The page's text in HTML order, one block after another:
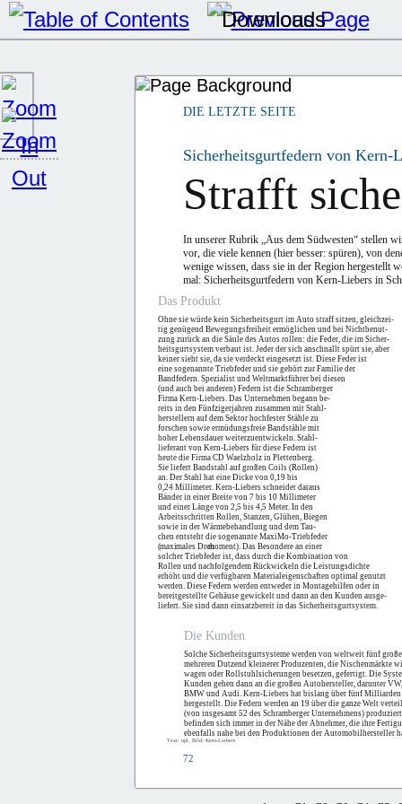
72
DIE LETZTE SEITE
Sicherheitsgurtfedern von Kern-
Strafft
In unserer Rubrik „Aus dem Südwesten“ stellen
vor, die viele kennen (hier besser: spüren), von
wenige wissen, dass sie in der Region hergestellt
mal: Sicherheitsgurtfedern von Kern-Liebers in
Text: upl, Bild: Kern-Liebers
Das Produkt
Ohne sie würde kein Sicherheitsgurt im Auto straff sitzen, gleichzei-
tig genügend Bewegungsfreiheit ermöglichen und bei Nichtbenut-
zung zurück an die Säule des Autos rollen: die Feder, die im Sicher-
heitsgurtsystem verbaut ist. Jeder der sich anschnallt spürt sie, aber
keiner sieht sie, da sie verdeckt eingesetzt ist. Diese Feder ist
eine sogenannte Triebfeder und sie gehört zur Familie der
Bandfedern. Spezialist und Weltmarktführer bei diesen
(und auch bei anderen) Federn ist die Schramberger
Firma Kern-Liebers. Das Unternehmen begann be-
reits in den Fünfzigerjahren zusammen mit Stahl-
herstellern auf dem Sektor hochfester Stähle zu
forschen sowie ermüdungsfreie Bandstähle mit
hoher Lebensdauer weiterzuentwickeln. Stahl-
lieferant von Kern-Liebers für diese Federn ist
heute die Firma CD Waelzholz in Plettenberg.
Sie liefert Bandstahl auf großen Coils (Rollen)
an. Der Stahl hat eine Dicke von 0,19 bis
0,24 Millimeter. Kern-Liebers schneidet daraus
Bänder in einer Breite von 7 bis 10 Millimeter
und einer Länge von 2,5 bis 4,5 Meter. In den
Arbeitsschritten Rollen, Stanzen, Glühen, Biegen
sowie in der Wärmebehandlung und dem Tau-
chen entsteht die sogenannte MaxiMo-Triebfeder
(maximales Drehmoment). Das Besondere an einer
solcher Triebfeder ist, dass durch die Kombination von
Rollen und nachfolgendem Rückwickeln die Leistungsdichte
erhöht und die verfügbaren Materialeigenschaften optimal genutzt
werden. Diese Federn werden entweder in Montagehilfen oder in
bereitgestellte Gehäuse gewickelt und dann an den Kunden ausge-
liefert. Sie sind dann einsatzbereit in das Sicherheitsgurtsystem.
Die Kunden
Solche Sicherheitsgurtsysteme werden von weltweit fünf
mehreren Dutzend kleinerer Produzenten, die Nischenmärkte
wagen oder Rollstuhlsicherungen besetzen, gefertigt. Die
Kunden gehen dann an die großen Autohersteller, darunter
BMW und Audi. Kern-Liebers hat bislang über fünf Milliarden
hergestellt. Die Federn werden an 19 über die ganze Welt
(von insgesamt 52 des Schramberger Unternehmens)
befinden sich immer in der Nähe der Abnehmer, die ihre
ebenfalls nahe bei den Produktionen der Automobilhersteller